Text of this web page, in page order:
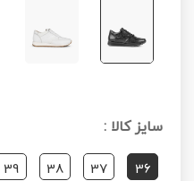
سایز کالا :
36
37
38
39